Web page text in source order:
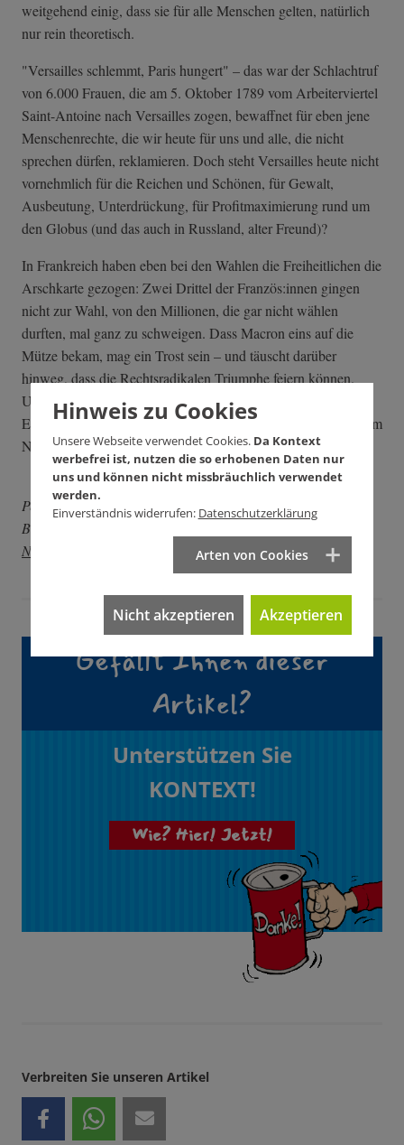
weitgehend einig, dass sie für alle Menschen gelten, natürlich
nur rein theoretisch.
"Versailles schlemmt, Paris hungert" – das war der Schlachtruf
von 6.000 Frauen, die am 5. Oktober 1789 vom Arbeiterviertel
Saint-Antoine nach Versailles zogen, bewaffnet für eben jene
Menschenrechte, die wir heute für uns und alle, die nicht
sprechen dürfen, reklamieren. Doch steht Versailles heute nicht
vornehmlich für die Reichen und Schönen, für Gewalt,
Ausbeutung, Unterdrückung, für Profitmaximierung rund um
den Globus (und das auch in Russland, alter Freund)?
In Frankreich haben eben bei den Wahlen die Freiheitlichen die
Arschkarte gezogen: Zwei Drittel der Französ:innen gingen
nicht zur Wahl, von den Millionen, die gar nicht wählen
durften, mal ganz zu schweigen. Dass Macron eins auf die
Mütze bekam, mag ein Trost sein – und täuscht darüber
hinweg, dass die Rechtsradikalen Triumphe feiern können.
Unser Nachbar rutscht nach rechts und die Nachbarin auch.
Eine dicke Mehrheit pfeift auf die Demokratie. Das könnte zum
Nachdenken reizen, wenn's nicht so warm wär'.
Peter Grohmann ist Kabarettist und Koordinator von
Bürgerprojekten.
Nachgucken.
Gefällt Ihnen dieser
Artikel?
Unterstützen Sie
KONTEXT!
Wie? Hier! Jetzt!
Verbreiten Sie unseren Artikel
Hinweis zu Cookies
Unsere Webseite verwendet Cookies. Da Kontext
werbefrei ist, nutzen die so erhobenen Daten nur
uns und können nicht missbräuchlich verwendet
werden.
Einverständnis widerrufen: Datenschutzerklärung
Arten von Cookies
Nicht akzeptieren Akzeptieren